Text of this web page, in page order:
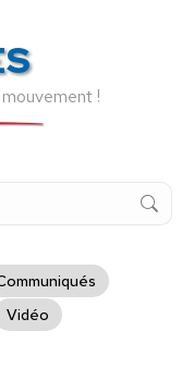
!
Vidéo